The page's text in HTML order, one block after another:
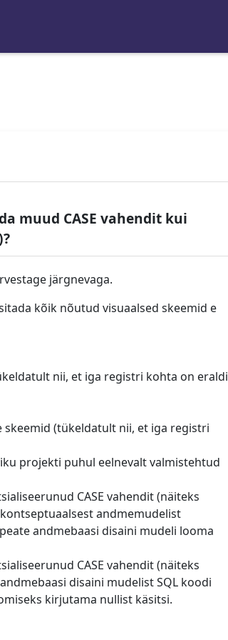
muud CASE vahendit kui
järgnevaga.
kõik nõutud visuaalsed skeemid e
nii, et iga registri kohta on eraldi
(tükeldatult nii, et iga registri
projekti puhul eelnevalt valmistehtud
CASE vahendit (näiteks
andmemudelist
andmebaasi disaini mudeli looma
CASE vahendit (näiteks
disaini mudelist SQL koodi
kirjutama nullist käsitsi.